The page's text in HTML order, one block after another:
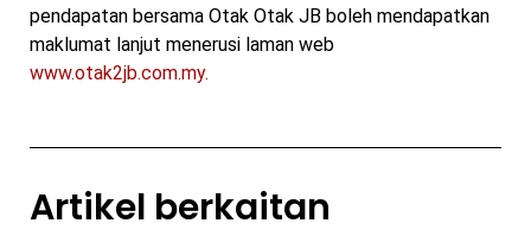
pendapatan bersama Otak Otak JB boleh mendapatkan
maklumat lanjut menerusi laman web
www.otak2jb.com.my.
Artikel berkaitan